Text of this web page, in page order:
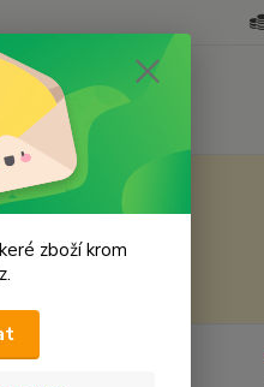
zboží krom